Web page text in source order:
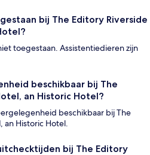
bij The Editory Riverside
toegestaan. Assistentiedieren zijn
beschikbaar bij The
an Historic Hotel?
beschikbaar bij The
an Historic Hotel.
bij The Editory